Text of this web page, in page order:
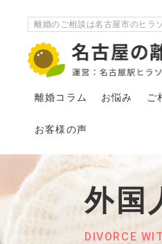
離婚のご相談は名古屋市のヒラ
離婚コラム お悩み ご
お客様の声
外国
DIVORCE